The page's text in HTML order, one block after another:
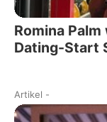
Romina
Dating-Start
Artikel -